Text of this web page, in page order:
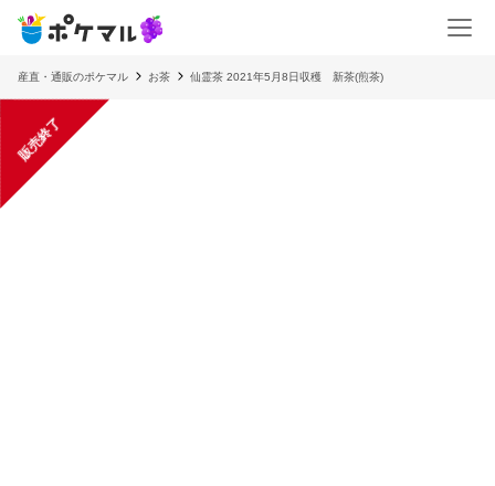
産直・通販のポケマル お茶 仙霊茶 2021年5月8日収穫 新茶(煎茶)
販売終了